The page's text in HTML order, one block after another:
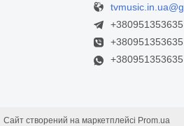
+380951353635
+380951353635
+380951353635
Сайт створений на маркетплейсі Prom.ua